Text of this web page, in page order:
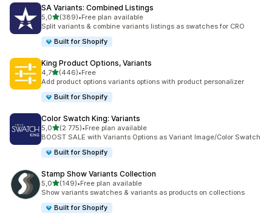
SA Variants: Combined Listings
5,0z 5 hvězd
(389)
Celkový počet recenzí: 389
•Free plan available
Split variants & combine variants listings as swatches for CRO
Built for Shopify
King Product Options, Variants
4,7z 5 hvězd
(446)
Celkový počet recenzí: 446
•Free
Add product options variants options with product personalizer
Built for Shopify
Color Swatch King: Variants
5,0z 5 hvězd
(2 775)
Celkový počet recenzí: 2775
•Free plan available
BOOST SALE with Variants Options as Variant Image/Color Swatch
Built for Shopify
Stamp Show Variants Collection
5,0z 5 hvězd
(149)
Celkový počet recenzí: 149
•Free plan available
Show variants swatches & variants as products on collections
Built for Shopify